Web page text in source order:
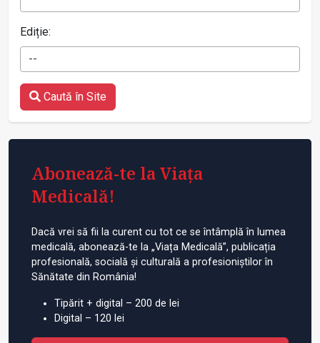
Ediție:
--
Caută în Site
Abonează-te la Viața
Medicală!
Dacă vrei să fii la curent cu tot ce se întâmplă în lumea
medicală, abonează-te la „Viața Medicală”, publicația
profesională, socială și culturală a profesioniștilor în
Sănătate din România!
Tipărit + digital – 200 de lei
Digital – 120 lei